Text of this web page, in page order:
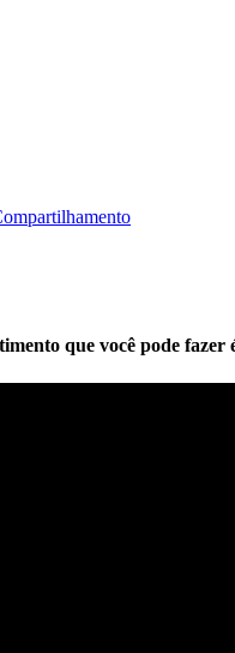
que você pode fazer